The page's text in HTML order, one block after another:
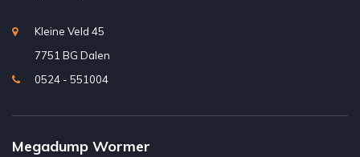
Kleine Veld 45
7751 BG Dalen
0524 - 551004
Megadump Wormer